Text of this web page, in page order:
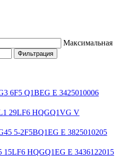
Максимальная
Фильтрация
6F5 Q1BEG E 3425010006
29LF6 HQGQ1VG V
5-2F5BQ1EG E 3825010205
HQGQ1EG E 3436122015